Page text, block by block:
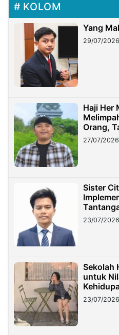
KOLOM
Yang
29/07/
Haji Her
Orang,
27/07/
Sister
23/07/
Sekolah
untuk
23/07/